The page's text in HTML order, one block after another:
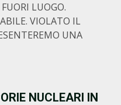
LUOGO.
VIOLATO IL
UNA
NUCLEARI IN